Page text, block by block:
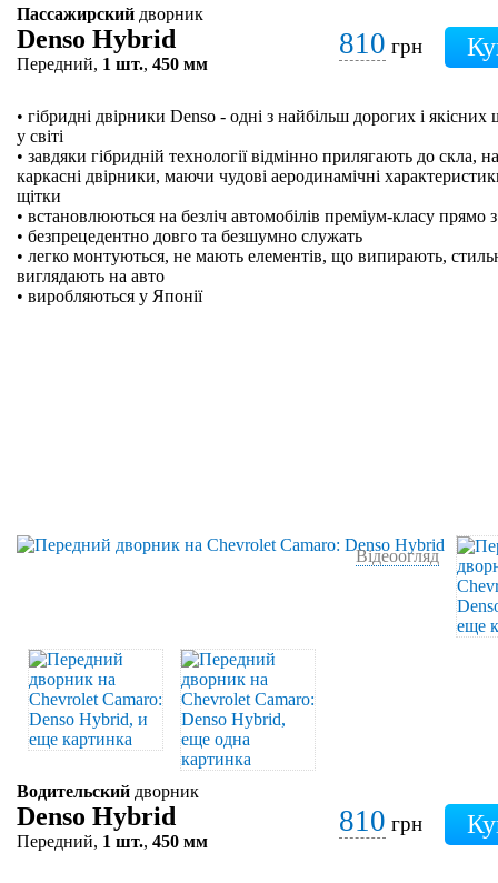
Пассажирский дворник
Denso Hybrid
Передний, 1 шт., 450 мм
810 грн
• гібридні двірники Denso - одні з найбільш дорогих і
у світі
• завдяки гібридній технології відмінно прилягають до скла,
каркасні двірники, маючи чудові аеродинамічні
щітки
• встановлюються на безліч автомобілів преміум-класу прямо
• безпрецедентно довго та безшумно служать
• легко монтуються, не мають елементів, що випирають,
виглядають на авто
• виробляються у Японії
Відеоогляд
Водительский дворник
Denso Hybrid
Передний, 1 шт., 450 мм
810 грн